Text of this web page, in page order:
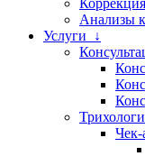
Анализы
Услуги ↓